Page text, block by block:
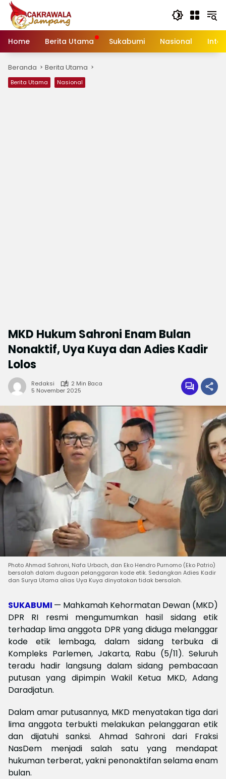
Langsung
konten
Home
Berita Utama Sukabumi Nasional
Beranda Berita Utama
Berita Utama Nasional
MKD Hukum Sahroni Enam Bulan
Nonaktif, Uya Kuya dan Adies Kadir
Lolos
Redaksi
2 Min Baca
5 November 2025
Photo Ahmad Sahroni, Nafa Urbach, dan Eko Hendro Purnomo (Eko Patrio)
bersalah dalam dugaan pelanggaran kode etik. Sedangkan Adies Kadir
dan Surya Utama alias Uya Kuya dinyatakan tidak bersalah.
SUKABUMI — Mahkamah Kehormatan Dewan (MKD)
DPR RI resmi mengumumkan hasil sidang etik
terhadap lima anggota DPR yang diduga melanggar
kode etik lembaga, dalam sidang terbuka di
Kompleks Parlemen, Jakarta, Rabu (5/11). Seluruh
teradu hadir langsung dalam sidang pembacaan
putusan yang dipimpin Wakil Ketua MKD, Adang
Daradjatun.
Dalam amar putusannya, MKD menyatakan tiga dari
lima anggota terbukti melakukan pelanggaran etik
dan dijatuhi sanksi. Ahmad Sahroni dari Fraksi
NasDem menjadi salah satu yang mendapat
hukuman terberat, yakni penonaktifan selama enam
bulan.